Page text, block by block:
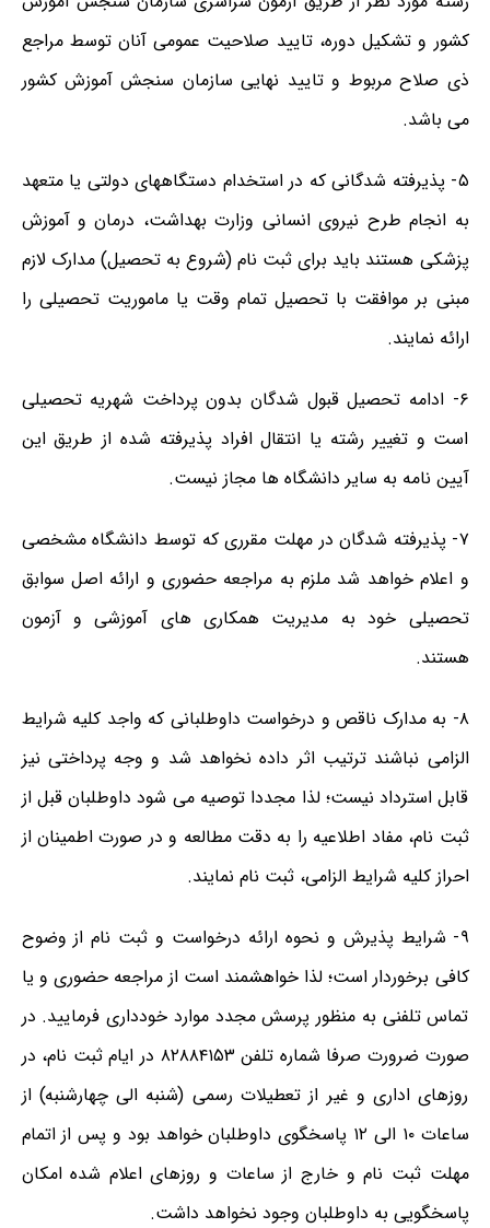
کشور و تشکیل دوره، تایید صلاحیت عمومی آنان توسط مراجع
ذی صلاح مربوط و تایید نهایی سازمان سنجش آموزش کشور
می باشد.
۵- پذیرفته شدگانی که در استخدام دستگاههای دولتی یا متعهد
به انجام طرح نیروی انسانی وزارت بهداشت، درمان و آموزش
پزشکی هستند باید برای ثبت نام (شروع به تحصیل) مدارک لازم
مبنی بر موافقت با تحصیل تمام وقت یا ماموریت تحصیلی را
ارائه نمایند.
۶- ادامه تحصیل قبول شدگان بدون پرداخت شهریه تحصیلی
است و تغییر رشته یا انتقال افراد پذیرفته شده از طریق این
آیین نامه به سایر دانشگاه ها مجاز نیست.
۷- پذیرفته شدگان در مهلت مقرری که توسط دانشگاه مشخصی
و اعلام خواهد شد ملزم به مراجعه حضوری و ارائه اصل سوابق
تحصیلی خود به مدیریت همکاری های آموزشی و آزمون
هستند.
۸- به مدارک ناقص و درخواست داوطلبانی که واجد کلیه شرایط
الزامی نباشند ترتیب اثر داده نخواهد شد و وجه پرداختی نیز
قابل استرداد نیست؛ لذا مجددا توصیه می شود داوطلبان قبل از
ثبت نام، مفاد اطلاعیه را به دقت مطالعه و در صورت اطمینان از
احراز کلیه شرایط الزامی، ثبت نام نمایند.
۹- شرایط پذیرش و نحوه ارائه درخواست و ثبت نام از وضوح
کافی برخوردار است؛ لذا خواهشمند است از مراجعه حضوری و یا
تماس تلفنی به منظور پرسش مجدد موارد خودداری فرمایید. در
صورت ضرورت صرفا شماره تلفن ۸۲۸۸۴۱۵۳ در ایام ثبت نام، در
روزهای اداری و غیر از تعطیلات رسمی (شنبه الی چهارشنبه) از
ساعات ۱۰ الی ۱۲ پاسخگوی داوطلبان خواهد بود و پس از اتمام
مهلت ثبت نام و خارج از ساعات و روزهای اعلام شده امکان
پاسخگویی به داوطلبان وجود نخواهد داشت.